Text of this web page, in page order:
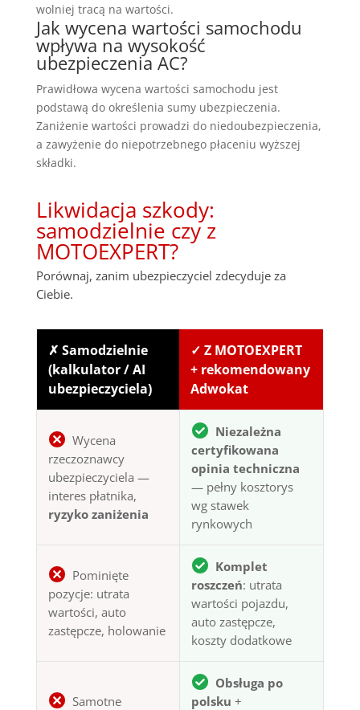
wolniej tracą na wartości.
Jak wycena wartości samochodu
wpływa na wysokość
ubezpieczenia AC?
Prawidłowa wycena wartości samochodu jest
podstawą do określenia sumy ubezpieczenia.
Zaniżenie wartości prowadzi do niedoubezpieczenia,
a zawyżenie do niepotrzebnego płaceniu wyższej
składki.
Likwidacja szkody:
samodzielnie czy z
MOTOEXPERT?
Porównaj, zanim ubezpieczyciel zdecyduje za
Ciebie.
✗ Samodzielnie
(kalkulator / AI
ubezpieczyciela)
✓ Z MOTOEXPERT
+ rekomendowany
Adwokat
Wycena
rzeczoznawcy
ubezpieczyciela —
interes płatnika,
ryzyko zaniżenia
Niezależna
certyfikowana
opinia techniczna
— pełny kosztorys
wg stawek
rynkowych
Pominięte
pozycje: utrata
wartości, auto
zastępcze, holowanie
Komplet
roszczeń: utrata
wartości pojazdu,
auto zastępcze,
koszty dodatkowe
Samotne
Obsługa po
polsku +